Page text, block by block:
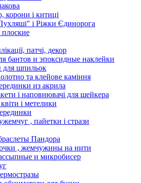
корони і китиці
і Ріжки Єдинорога
патчі, декор
бантов и эпоксидные наклейки
для шпильок
та клейове каміння
из акрила
і наповнювачі для шейкера
і метелики
, пайетки і стрази
Пандора
, жемчужины на нити
и микробисер